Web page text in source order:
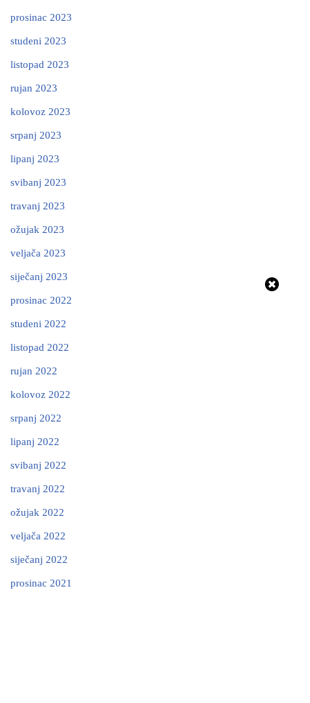
prosinac 2023
studeni 2023
listopad 2023
rujan 2023
kolovoz 2023
srpanj 2023
lipanj 2023
svibanj 2023
travanj 2023
ožujak 2023
veljača 2023
siječanj 2023
prosinac 2022
studeni 2022
listopad 2022
rujan 2022
kolovoz 2022
srpanj 2022
lipanj 2022
svibanj 2022
travanj 2022
ožujak 2022
veljača 2022
siječanj 2022
prosinac 2021